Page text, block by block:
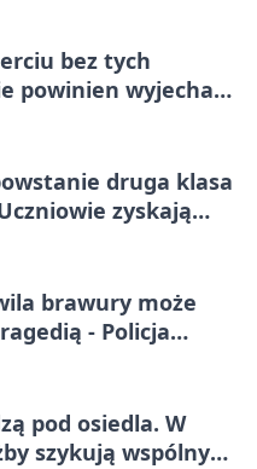
bez tych
powinien wyjechać
druga klasa
zyskają
brawury może
- Policja
pod osiedla. W
szykują wspólny